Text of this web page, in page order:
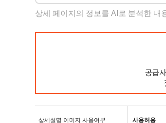
상세 페이지의 정보를 AI로 분석한 내
상세설명 이미지 사용여부 사용허용